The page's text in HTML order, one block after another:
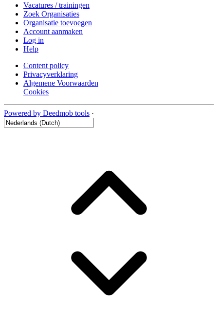
Vacatures / trainingen
Zoek Organisaties
Organisatie toevoegen
Account aanmaken
Log in
Help
Content policy
Privacyverklaring
Algemene Voorwaarden
Cookies
Powered by Deedmob tools ·